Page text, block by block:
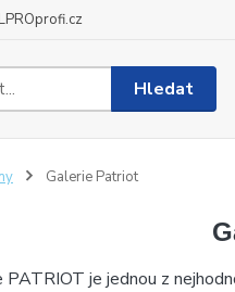
Hledat
Galerie Patriot
PATRIOT je jednou z